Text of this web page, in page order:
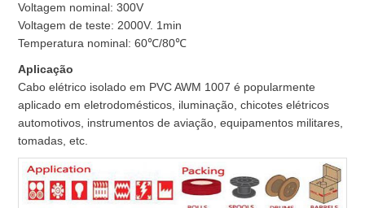
Voltagem nominal: 300V
Voltagem de teste: 2000V. 1min
Temperatura nominal: 60℃/80℃
Aplicação
Cabo elétrico isolado em PVC AWM 1007 é popularmente
aplicado em eletrodomésticos, iluminação, chicotes elétricos
automotivos, instrumentos de aviação, equipamentos militares,
tomadas, etc.